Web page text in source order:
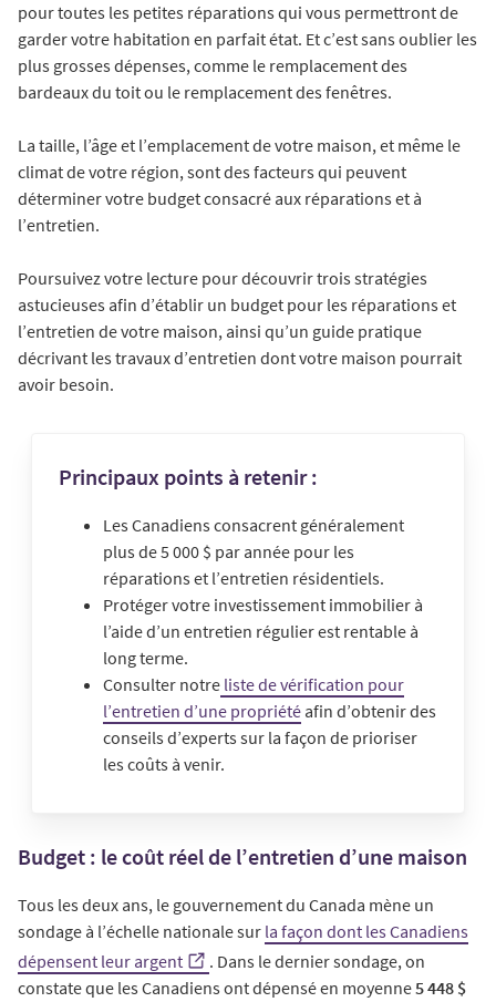
pour toutes les petites réparations qui vous permettront de
garder votre habitation en parfait état. Et c’est sans oublier les
plus grosses dépenses, comme le remplacement des
bardeaux du toit ou le remplacement des fenêtres.
La taille, l’âge et l’emplacement de votre maison, et même le
climat de votre région, sont des facteurs qui peuvent
déterminer votre budget consacré aux réparations et à
l’entretien.
Poursuivez votre lecture pour découvrir trois stratégies
astucieuses afin d’établir un budget pour les réparations et
l’entretien de votre maison, ainsi qu’un guide pratique
décrivant les travaux d’entretien dont votre maison pourrait
avoir besoin.
Principaux points à retenir :
Les Canadiens consacrent généralement
plus de 5 000 $ par année pour les
réparations et l’entretien résidentiels.
Protéger votre investissement immobilier à
l’aide d’un entretien régulier est rentable à
long terme.
Consulter notre liste de vérification pour
l’entretien d’une propriété afin d’obtenir des
conseils d’experts sur la façon de prioriser
les coûts à venir.
Budget : le coût réel de l’entretien d’une maison
Tous les deux ans, le gouvernement du Canada mène un
sondage à l’échelle nationale sur la façon dont les Canadiens
dépensent leur argent
. Dans le dernier sondage, on
constate que les Canadiens ont dépensé en moyenne5 448 $